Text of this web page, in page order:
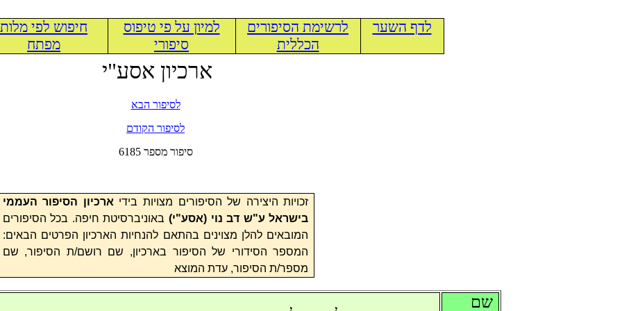
לדף השער
לרשימת הסיפורים
הכללית
למיון על פי טיפוס
סיפורי
חיפוש לפי מלות
מפתח
ארכיון אסע"י
לסיפור הבא
לסיפור הקודם
6185 סיפור מספר
זכויות היצירה של הסיפורים מצויות בידי ארכיון הסיפור העממי
בישראל ע"ש דב נוי (אסע"י) באוניברסיטת חיפה. בכל הסיפורים
המובאים להלן מצוינים בהתאם להנחיות הארכיון הפרטים הבאים:
המספר הסידורי של הסיפור בארכיון, שם רושם/ת הסיפור, שם
מספר/ת הסיפור, עדת המוצא
שם